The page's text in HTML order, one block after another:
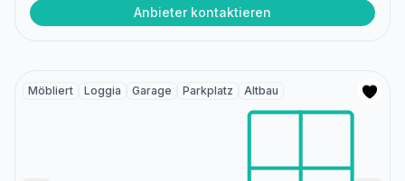
Anbieter kontaktieren
Möbliert Loggia Garage Parkplatz Altbau